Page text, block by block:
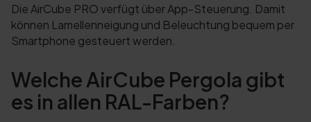
Die AirCube PRO verfügt über App-Steuerung. Damit
können Lamellenneigung und Beleuchtung bequem per
Smartphone gesteuert werden.
Welche AirCube Pergola gibt
es in allen RAL-Farben?